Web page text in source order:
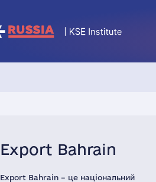
Export Bahrain
Export Bahrain – це національний